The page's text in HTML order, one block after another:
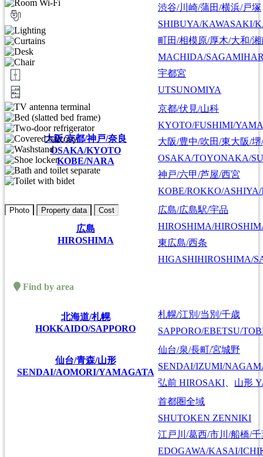
渋谷/川崎/蒲田/横浜/戸塚
SHIBUYA/KAWASAKI/
町田/相模原/厚木/大和/湘
MACHIDA/
宇都宮
UTSUNOMIYA
大阪/京都/神戸/奈良
OSAKA/KYOTO
KOBE/NARA
京都/伏見/山科
KYOTO/FUSHIMI/
大阪/豊中/吹田/東大阪/
OSAKA/TOYONAKA/
神戸/六甲/芦屋/西宮
KOBE/ROKKO/
広島
HIROSHIMA
広島/広島駅/宇品
HIROSHIMA/
東広島/西条
HIGASHIHIROSHIMA/
Find by area
北海道/札幌
HOKKAIDO/SAPPORO
札幌/江別/当別/千歳
SAPPORO/EBETSU/
仙台/青森/山形
SENDAI/AOMORI/YAMAGATA
仙台/泉/長町/宮城野
SENDAI/IZUMI/
弘前 HIROSAKI 山形
首都圏全域
SHUTOKEN ZENNIKI
江戸川/葛西/市川/船橋/千
EDOGAWA/KASAI/
Photo Property data Cost